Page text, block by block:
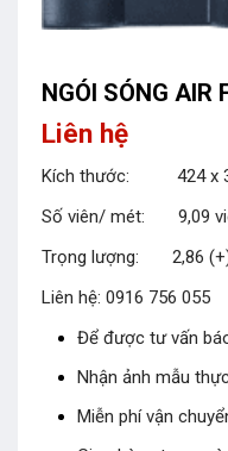
NGÓI SÓNG AIR
Liên hệ
Kích thước: 424 x
Số viên/ mét: 9,09
Trọng lượng: 2,86
Liên hệ: 0916 756 055
Để được tư vấn
Nhận ảnh mẫu
Miễn phí vận